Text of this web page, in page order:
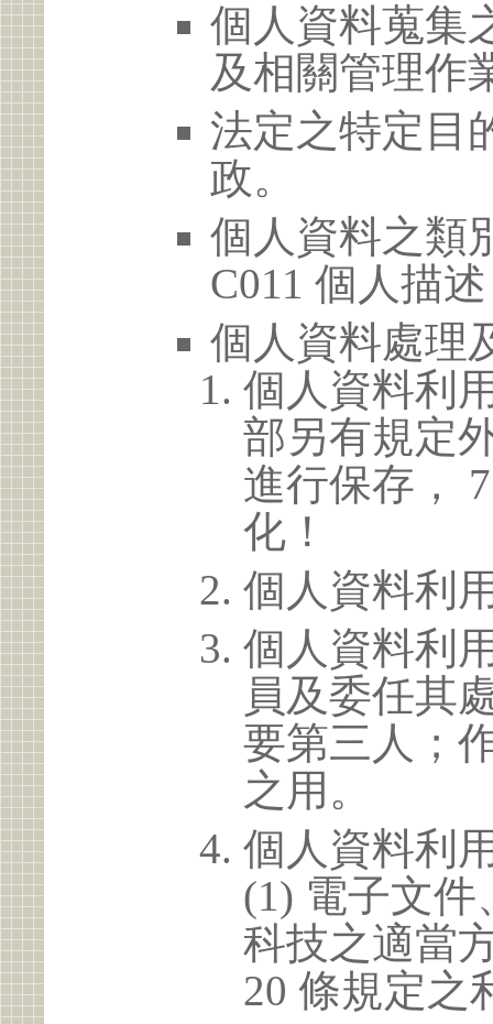
個人資料蒐集
及相關管理作
法定之特定目
政。
個人資料之類
C011 個人描述
個人資料處理
個人資料利
部另有規定
進行保存，
化！
個人資料利
個人資料利
員及委任其
要第三人；
之用。
個人資料利
(1) 電子文
科技之適當
20 條規定之